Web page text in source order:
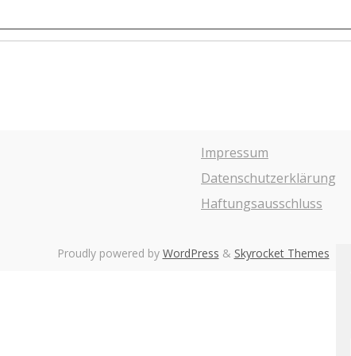
Impressum
Datenschutzerklärung
Haftungsausschluss
Proudly powered by WordPress & Skyrocket Themes